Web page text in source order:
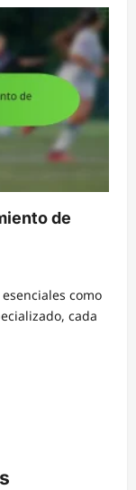
de
como
cada